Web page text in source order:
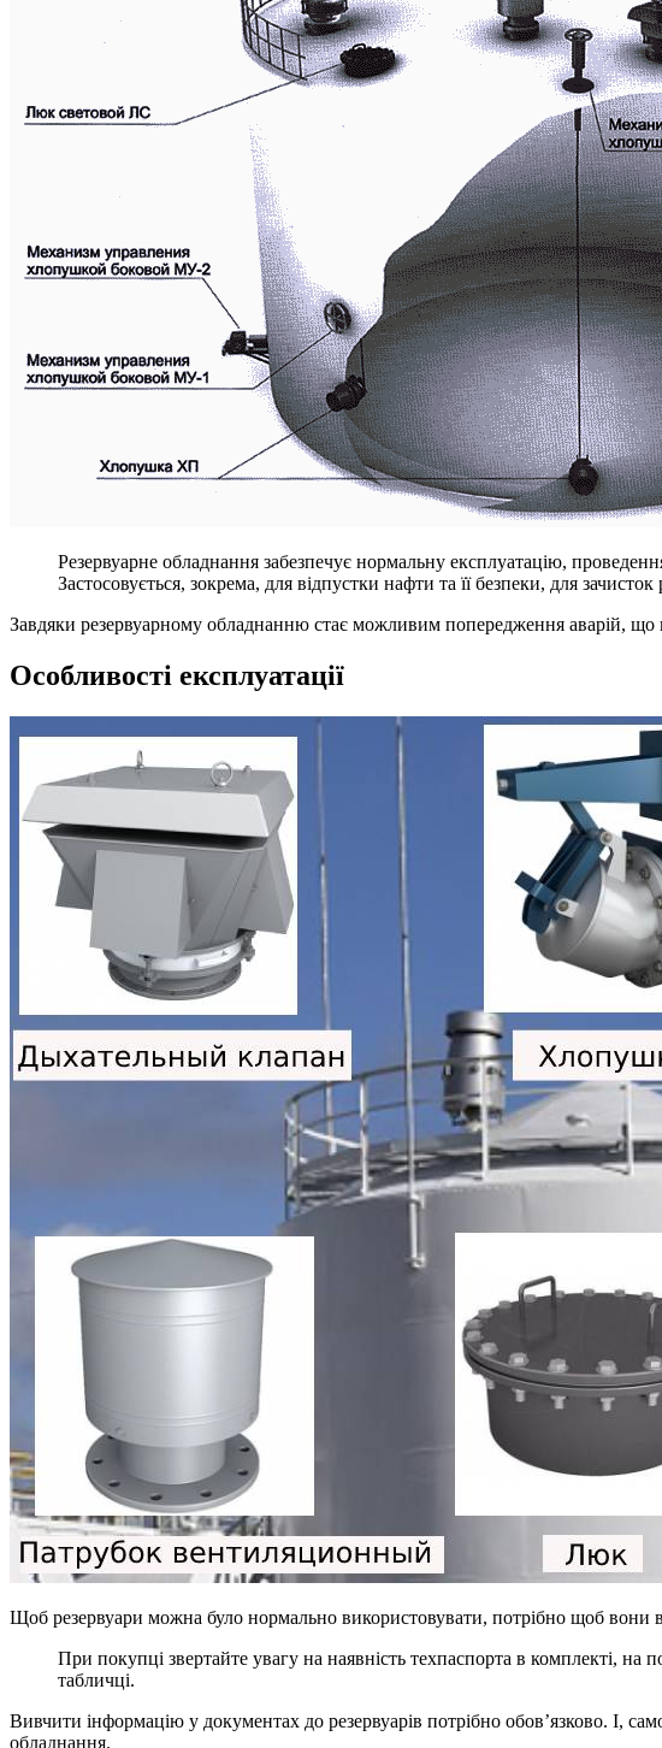
Резервуарне обладнання забезпечує нормальну експлуатацію,
Застосовується, зокрема, для відпустки нафти та її безпеки, для зачисток
Завдяки резервуарному обладнанню стає можливим попередження аварій, що
Особливості експлуатації
Щоб резервуари можна було нормально використовувати, потрібно щоб вони
При покупці звертайте увагу на наявність техпаспорта в комплекті,
табличці.
Вивчити інформацію у документах до резервуарів потрібно обов’язково. І,
обладнання.